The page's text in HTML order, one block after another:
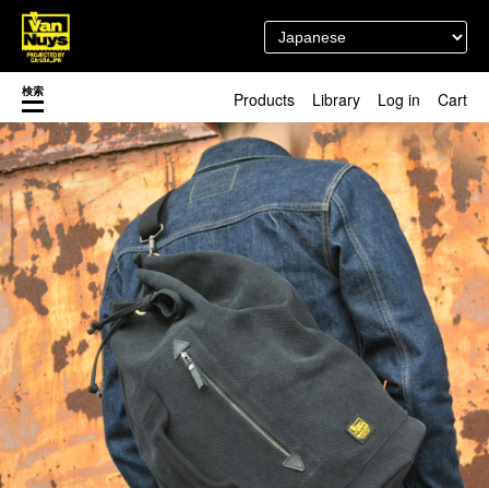
検索 Products
新着／最近発売の新商品
Pick up
マスク関連商品
カスタマイズ
新商品（BackNumber）
時計ホルダー
VN301
カスタムバッグ
デジアナ格納庫
FreeFree トート
ちょっとミリタリー
Library
渋谷店
徳島店
レディースショップ
即納ショップ
訳あり＆アウトレットShop
ブランドストーリー
スタッフブログ
閉じる
Log in Cart